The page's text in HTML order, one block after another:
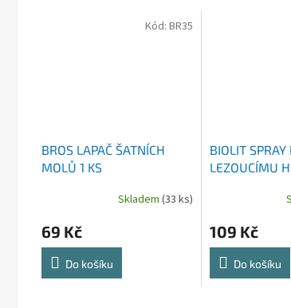
BROS LAPAČ ŠATNÍCH
MOLŮ 1 KS
Skladem (33 ks)
69 Kč
Do košíku
Kód: BR35
BIOLIT SPRAY
LEZOUCÍMU
109 Kč
Do košíku